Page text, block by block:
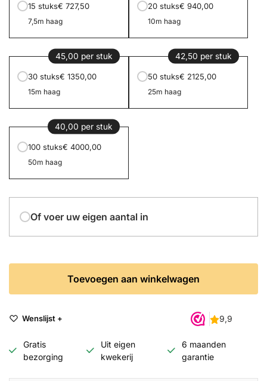
15 stuks€ 727,50
7,5m haag
20 stuks€ 940,00
10m haag
45,00 per stuk
30 stuks€ 1350,00
15m haag
42,50 per stuk
50 stuks€ 2125,00
25m haag
40,00 per stuk
100 stuks€ 4000,00
50m haag
Of voer uw eigen aantal in
Toevoegen aan winkelwagen
Wenslijst +
Gratis
bezorging
Uit eigen
kwekerij
6 maanden
garantie